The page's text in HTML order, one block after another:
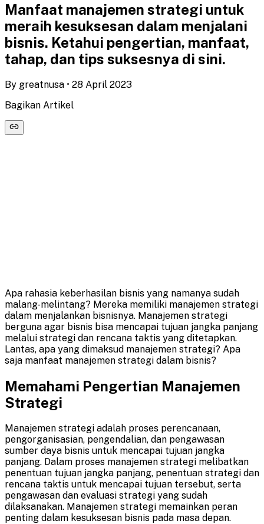
Manfaat manajemen strategi untuk
meraih kesuksesan dalam menjalani
bisnis. Ketahui pengertian, manfaat,
tahap, dan tips suksesnya di sini.
By greatnusa • 28 April 2023
Bagikan Artikel
Apa rahasia keberhasilan bisnis yang namanya sudah
malang-melintang? Mereka memiliki manajemen strategi
dalam menjalankan bisnisnya. Manajemen strategi
berguna agar bisnis bisa mencapai tujuan jangka panjang
melalui strategi dan rencana taktis yang ditetapkan.
Lantas, apa yang dimaksud manajemen strategi? Apa
saja manfaat manajemen strategi dalam bisnis?
Memahami Pengertian Manajemen
Strategi
Manajemen strategi adalah proses perencanaan,
pengorganisasian, pengendalian, dan pengawasan
sumber daya bisnis untuk mencapai tujuan jangka
panjang. Dalam proses manajemen strategi melibatkan
penentuan tujuan jangka panjang, penentuan strategi dan
rencana taktis untuk mencapai tujuan tersebut, serta
pengawasan dan evaluasi strategi yang sudah
dilaksanakan. Manajemen strategi memainkan peran
penting dalam kesuksesan bisnis pada masa depan.